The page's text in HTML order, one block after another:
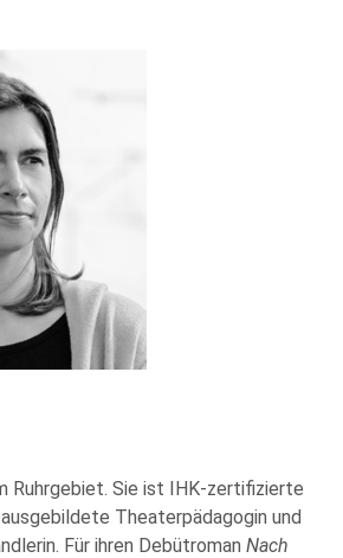
Ruhrgebiet. Sie ist IHK-zertifizierte
Theaterpädagogin und
Für ihren Debütroman Nach